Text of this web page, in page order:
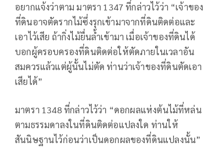
อยากแจ้งว่าตาม มาตรา 1347 ที่กล่าวไว้ว่า “เจ้าของ
ที่ดินอาจตัดรากไม้ซึ่งรุกเข้ามาจากที่ดินติดต่อและ
เอาไว้เสีย ถ้ากิ่งไม้ยื่นล้ำเข้ามา เมื่อเจ้าของที่ดินได้
บอกผู้ครอบครองที่ดินติดต่อให้ตัดภายในเวลาอัน
สมควรแล้วแต่ผู้นั้นไม่ตัด ท่านว่าเจ้าของที่ดินตัดเอา
เสียได้”
มาตรา 1348 ที่กล่าวไว้ว่า “ดอกผลแห่งต้นไม้ที่หล่น
ตามธรรมดาลงในที่ดินติดต่อแปลงใด ท่านให้
สันนิษฐานไว้ก่อนว่าเป็นดอกผลของที่ดินแปลงนั้น”